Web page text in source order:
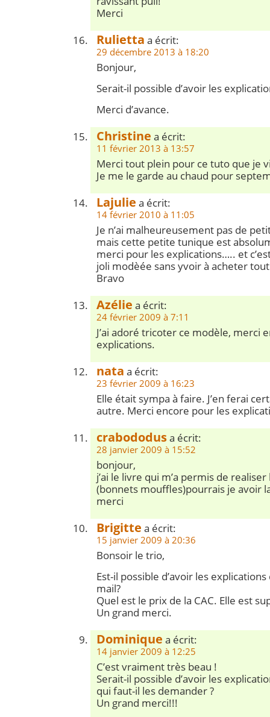
Merci
Rulietta a écrit:
29 décembre 2013 à 18:20
Bonjour,
Serait-il possible d’avoir les
Merci d’avance.
Christine a écrit:
11 février 2013 à 13:57
Merci tout plein pour ce tuto que je
Je me le garde au chaud pour
Lajulie a écrit:
14 février 2010 à 11:05
Je n’ai malheureusement pas de
mais cette petite tunique est
merci pour les explications….. et
joli modèée sans yvoir à acheter
Bravo
Azélie a écrit:
24 février 2009 à 7:11
J’ai adoré tricoter ce modèle, merci
explications.
nata a écrit:
23 février 2009 à 16:23
Elle était sympa à faire. J’en ferai
autre. Merci encore pour les
crabododusa écrit:
28 janvier 2009 à 15:52
bonjour,
j’ai le livre qui m’a permis de
(bonnets mouffles)pourrais je avoir
merci
Brigitte a écrit:
15 janvier 2009 à 20:36
Bonsoir le trio,
Est-il possible d’avoir les
mail?
Quel est le prix de la CAC. Elle est
Un grand merci.
Dominique a écrit:
14 janvier 2009 à 12:25
C’est vraiment très beau !
Serait-il possible d’avoir les
qui faut-il les demander ?
Un grand merci!!!